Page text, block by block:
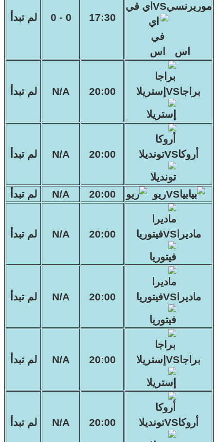
موريرنسيVSاي في
اس
17:30
0 - 0 لم تبدأ
براجاVSإستريلا 20:00
N/A لم تبدأ
أروكاVSتونديلا 20:00
N/A لم تبدأ
بياVSريو 20:00
N/A لم تبدأ
ماديراVSفيتوريا 20:00
N/A لم تبدأ
ماديراVSفيتوريا 20:00
N/A لم تبدأ
براجاVSإستريلا 20:00
N/A لم تبدأ
أروكاVSتونديلا 20:00
N/A لم تبدأ